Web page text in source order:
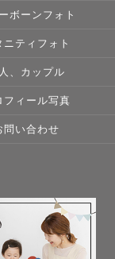
ボーンフォト
ニティフォト
、カップル
フィール写真
問い合わせ